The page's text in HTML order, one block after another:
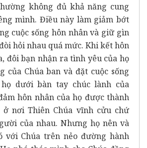
không đủ khả năng cung
mình. Điều này làm giảm bớt
cuộc sống hôn nhân và giữ gìn
hỏi nhau quá mức. Khi kết hôn
đôi bạn nhận ra tình yêu của họ
của Chúa ban và đặt cuộc sống
dưới bàn tay chúc lành của
hôn nhân của họ được thành
ở nơi Thiên Chúa vĩnh cửu chứ
của nhau. Nhưng họ nên và
với Chúa trên nẻo đường hành